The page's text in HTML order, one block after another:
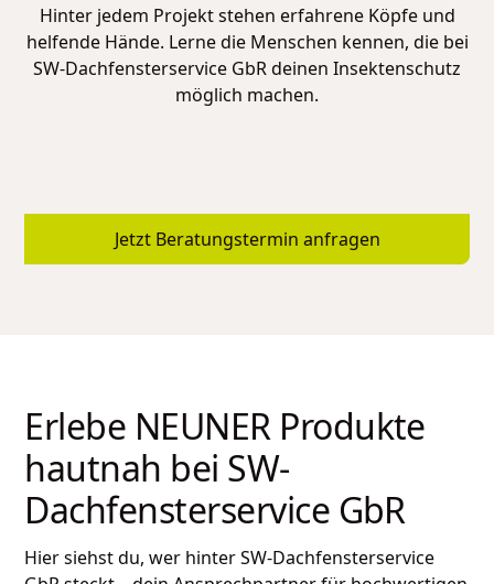
Hinter jedem Projekt stehen erfahrene Köpfe und
helfende Hände. Lerne die Menschen kennen, die bei
SW-Dachfensterservice GbRdeinen Insektenschutz
möglich machen.
Jetzt Beratungstermin anfragen
Erlebe NEUNER Produkte
hautnah bei SW-
Dachfensterservice GbR
Hier siehst du, wer hinterSW-Dachfensterservice